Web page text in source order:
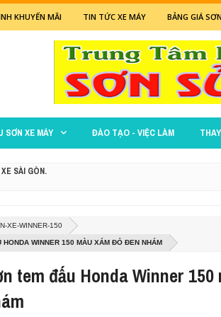
KHUYẾN MÃI TIN TỨC XE MÁY BẢNG GIÁ
SƠN XE MÁY ĐÀO TẠO - VIỆC LÀM
SÀI GÒN.
LÁ MẠ
ĐEN NHÁM CỰC ĐẸP
ĐEN
XE-WINNER-150
HONDA WINNER 150 MÀU XÁM ĐỎ ĐEN NHÁM
tem đấu Honda Winner